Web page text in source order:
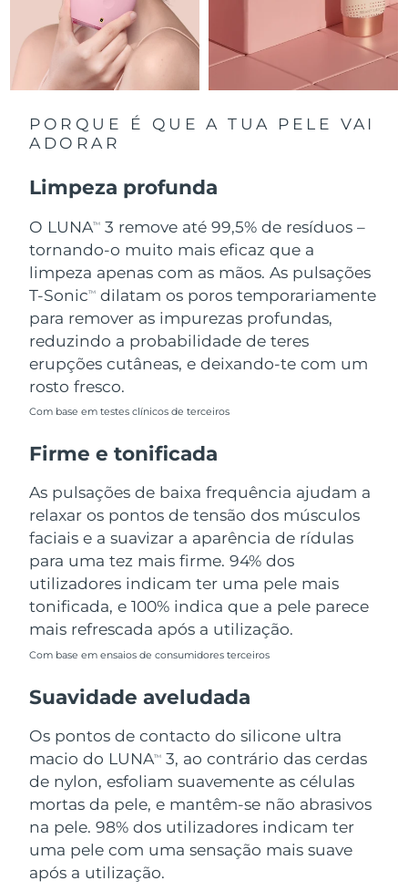
PORQUE É QUE A TUA PELE VAI
ADORAR
Limpeza profunda
O LUNATM
3 remove até 99,5% de resíduos –
tornando-o muito mais eficaz que a
limpeza apenas com as mãos. As pulsações
T-SonicTM
dilatam os poros temporariamente
para remover as impurezas profundas,
reduzindo a probabilidade de teres
erupções cutâneas, e deixando-te com um
rosto fresco.
Com base em testes clínicos de terceiros
Firme e tonificada
As pulsações de baixa frequência ajudam a
relaxar os pontos de tensão dos músculos
faciais e a suavizar a aparência de rídulas
para uma tez mais firme. 94% dos
utilizadores indicam ter uma pele mais
tonificada, e 100% indica que a pele parece
mais refrescada após a utilização.
Com base em ensaios de consumidores terceiros
Suavidade aveludada
Os pontos de contacto do silicone ultra
macio do LUNATM
3, ao contrário das cerdas
de nylon, esfoliam suavemente as células
mortas da pele, e mantêm-se não abrasivos
na pele. 98% dos utilizadores indicam ter
uma pele com uma sensação mais suave
após a utilização.
Singapura Entrega prevista10.08.26
Eslováquia Entrega prevista08.08.26
Eslovênia Entrega prevista08.08.26
Coreia do Sul
Espanha Entrega prevista
Suécia Entrega prevista08.08.26
Suíça Entrega prevista
Taiwan
Tailândia
Turquia
Emirados Árabes
Unidos
Entrega prevista09.08.26
Reino Unido Entrega prevista
Estados Unidos Entrega prevista09.08.26
Uzbequistão Entrega prevista
Vietnã Entrega prevista